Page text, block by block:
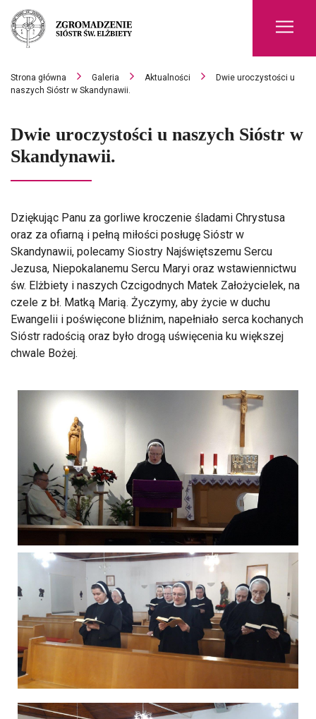
Strona główna Galeria Aktualności
Dwie uroczystości u
naszych Sióstr w Skandynawii.
Dwie uroczystości u naszych Sióstr w
Skandynawii.
Dziękując Panu za gorliwe kroczenie śladami Chrystusa
oraz za ofiarną i pełną miłości posługę Sióstr w
Skandynawii, polecamy Siostry Najświętszemu Sercu
Jezusa, Niepokalanemu Sercu Maryi oraz wstawiennictwu
św. Elżbiety i naszych Czcigodnych Matek Założycielek, na
czele z bł. Matką Marią. Życzymy, aby życie w duchu
Ewangelii i poświęcone bliźnim, napełniało serca kochanych
Sióstr radością oraz było drogą uświęcenia ku większej
chwale Bożej.